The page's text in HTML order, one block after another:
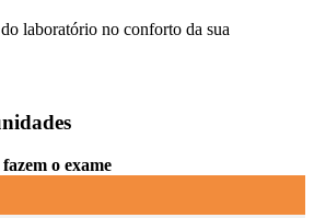
laboratório no conforto da sua
fazem o exame